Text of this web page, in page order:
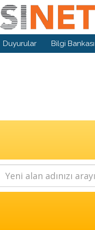
Duyurular Bilgi Bankası